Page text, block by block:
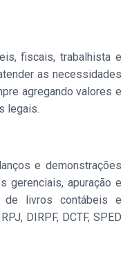
fiscais, trabalhista e
as necessidades
agregando valores e
legais.
e demonstrações
gerenciais, apuração e
de livros contábeis e
DIRPF, DCTF, SPED